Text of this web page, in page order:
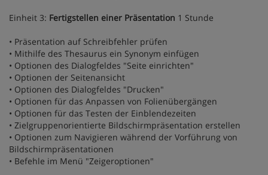
Einheit 3: Fertigstellen einer Präsentation 1 Stunde
• Präsentation auf Schreibfehler prüfen
• Mithilfe des Thesaurus ein Synonym einfügen
• Optionen des Dialogfeldes "Seite einrichten"
• Optionen der Seitenansicht
• Optionen des Dialogfeldes "Drucken"
• Optionen für das Anpassen von Folienübergängen
• Optionen für das Testen der Einblendezeiten
• Zielgruppenorientierte Bildschirmpräsentation erstellen
• Optionen zum Navigieren während der Vorführung von
Bildschirmpräsentationen
• Befehle im Menü "Zeigeroptionen"